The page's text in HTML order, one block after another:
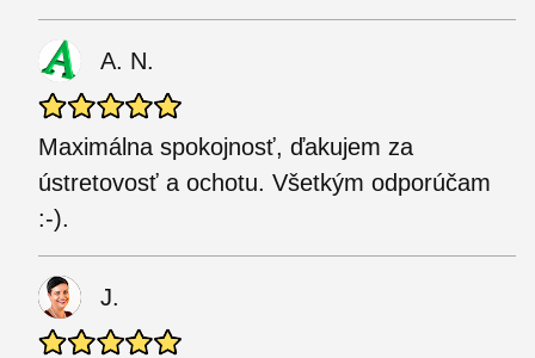
A. N.
Maximálna spokojnosť, ďakujem za
ústretovosť a ochotu. Všetkým odporúčam
:-).
J.